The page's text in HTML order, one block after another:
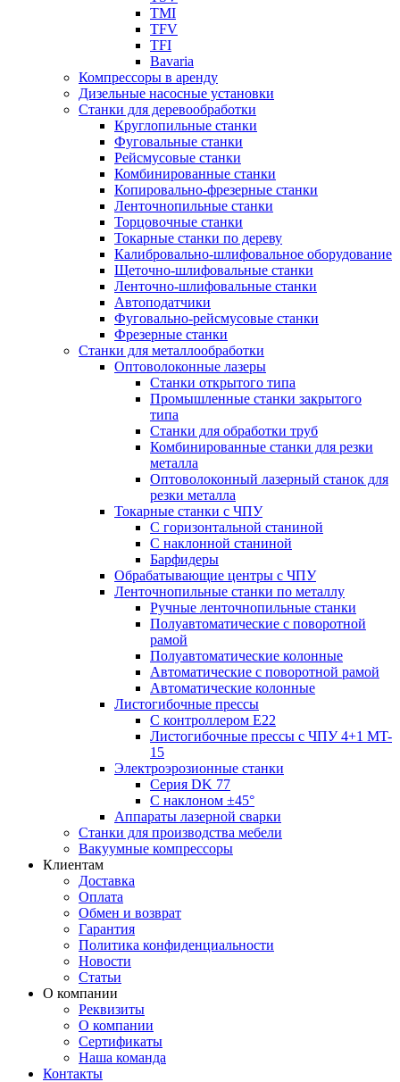
TMI
TFV
TFI
Bavaria
Компрессоры в аренду
Дизельные насосные установки
Станки для деревообработки
Круглопильные станки
Фуговальные станки
Рейсмусовые станки
Комбинированные станки
Копировально-фрезерные станки
Ленточнопильные станки
Торцовочные станки
Токарные станки по дереву
Калибровально-шлифовальное оборудование
Щеточно-шлифовальные станки
Ленточно-шлифовальные станки
Автоподатчики
Фуговально-рейсмусовые станки
Фрезерные станки
Станки для металлообработки
Оптоволоконные лазеры
Станки открытого типа
Промышленные станки закрытого
типа
Станки для обработки труб
Комбинированные станки для резки
металла
Оптоволоконный лазерный станок для
резки металла
Токарные станки с ЧПУ
С горизонтальной станиной
С наклонной станиной
Барфидеры
Обрабатывающие центры с ЧПУ
Ленточнопильные станки по металлу
Ручные ленточнопильные станки
Полуавтоматические с поворотной
рамой
Полуавтоматические колонные
Автоматические с поворотной рамой
Автоматические колонные
Листогибочные прессы
С контроллером E22
Листогибочные прессы с ЧПУ 4+1 MT-
15
Электроэрозионные станки
Серия DK 77
С наклоном ±45°
Аппараты лазерной сварки
Станки для производства мебели
Вакуумные компрессоры
Клиентам
Доставка
Оплата
Обмен и возврат
Гарантия
Политика конфиденциальности
Новости
Статьи
О компании
Реквизиты
О компании
Сертификаты
Наша команда
Контакты